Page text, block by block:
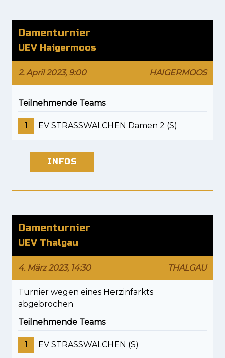
Damenturnier
UEV Haigermoos
2. April 2023, 9:00 HAIGERMOOS
Teilnehmende Teams
1 EV STRASSWALCHEN Damen 2 (S)
INFOS
Damenturnier
UEV Thalgau
4. März 2023, 14:30 THALGAU
Turnier wegen eines Herzinfarkts
abgebrochen
Teilnehmende Teams
1 EV STRASSWALCHEN (S)